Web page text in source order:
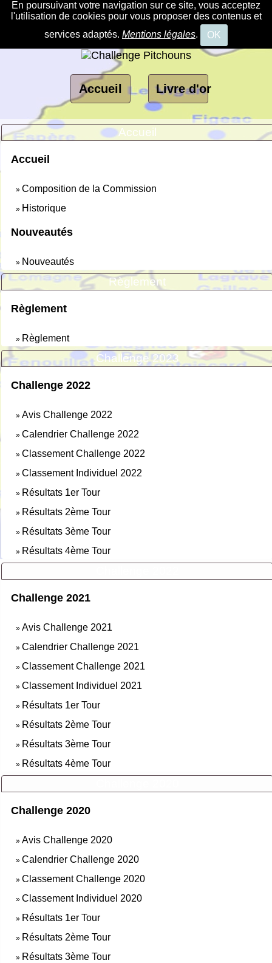
En poursuivant votre navigation sur ce site, vous acceptez
l'utilisation de cookies pour vous proposer des contenus et
services adaptés. Mentions légales. OK
Accueil Livre d'or
Accueil
Accueil
» Composition de la Commission
» Historique
Nouveautés
» Nouveautés
Règlement
Règlement
» Règlement
Challenge 2023
Challenge 2022
» Avis Challenge 2022
» Calendrier Challenge 2022
» Classement Challenge 2022
» Classement Individuel 2022
» Résultats 1er Tour
» Résultats 2ème Tour
» Résultats 3ème Tour
» Résultats 4ème Tour
Challenge 2021
» Avis Challenge 2021
» Calendrier Challenge 2021
» Classement Challenge 2021
» Classement Individuel 2021
» Résultats 1er Tour
» Résultats 2ème Tour
» Résultats 3ème Tour
» Résultats 4ème Tour
Challenge 2020
» Avis Challenge 2020
» Calendrier Challenge 2020
» Classement Challenge 2020
» Classement Individuel 2020
» Résultats 1er Tour
» Résultats 2ème Tour
» Résultats 3ème Tour